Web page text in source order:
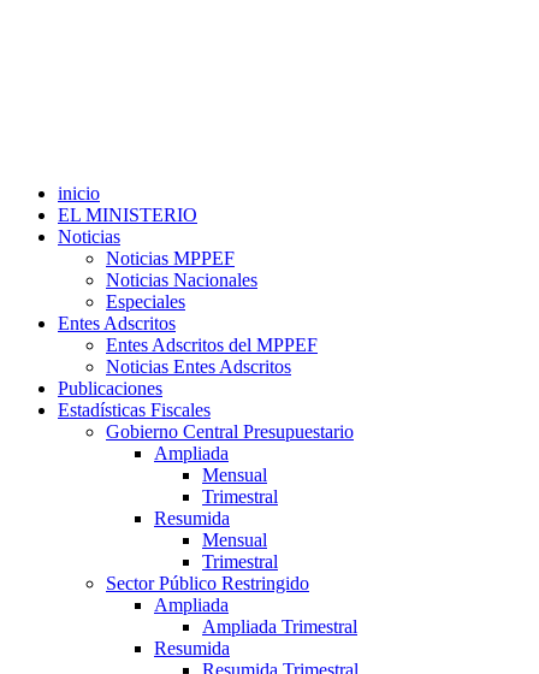
inicio
EL MINISTERIO
Noticias
Noticias MPPEF
Noticias Nacionales
Especiales
Entes Adscritos
Entes Adscritos del MPPEF
Noticias Entes Adscritos
Publicaciones
Estadísticas Fiscales
Gobierno Central Presupuestario
Ampliada
Mensual
Trimestral
Resumida
Mensual
Trimestral
Sector Público Restringido
Ampliada
Ampliada Trimestral
Resumida
Resumida Trimestral